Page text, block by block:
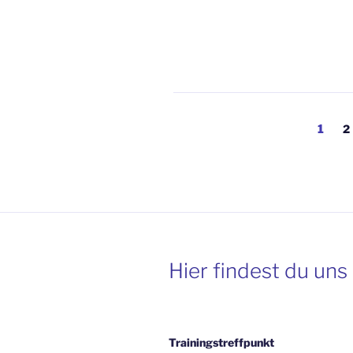
Seite
1 2
Hier findest du uns
Trainingstreffpunkt